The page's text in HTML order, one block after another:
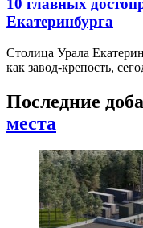
10 главных
Екатеринбурга
Столица Урала
как завод-крепость,
Последние
места